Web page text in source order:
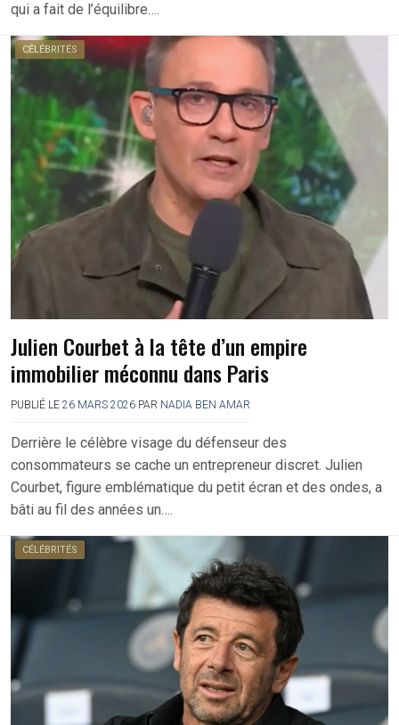
qui a fait de l’équilibre….
CÉLÉBRITÉS
Julien Courbet à la tête d’un empire
immobilier méconnu dans Paris
PUBLIÉ LE 26 MARS 2026 PAR NADIA BEN AMAR
Derrière le célèbre visage du défenseur des
consommateurs se cache un entrepreneur discret. Julien
Courbet, figure emblématique du petit écran et des ondes, a
bâti au fil des années un….
CÉLÉBRITÉS